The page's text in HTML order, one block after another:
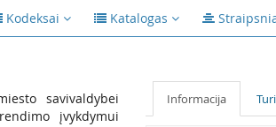
Kodeksai Katalogas
savivaldybei
įvykdymui
Informacija